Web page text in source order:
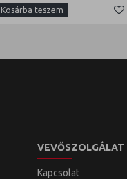
Kosárba teszem
VEVŐSZOLGÁLAT
Kapcsolat